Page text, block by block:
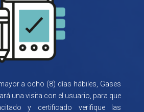
a ocho (8) días hábiles, Gases
una visita con el usuario, para que
y certificado verifique las